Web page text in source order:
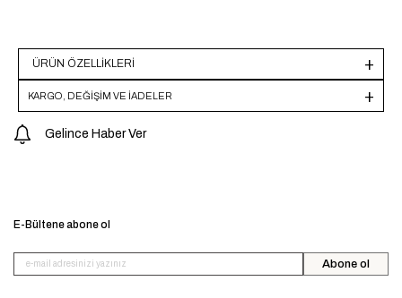
ÜRÜN ÖZELLIKLERI
KARGO, DEĞİŞİM VE İADELER
Gelince Haber Ver
E-Bültene abone ol
Abone ol